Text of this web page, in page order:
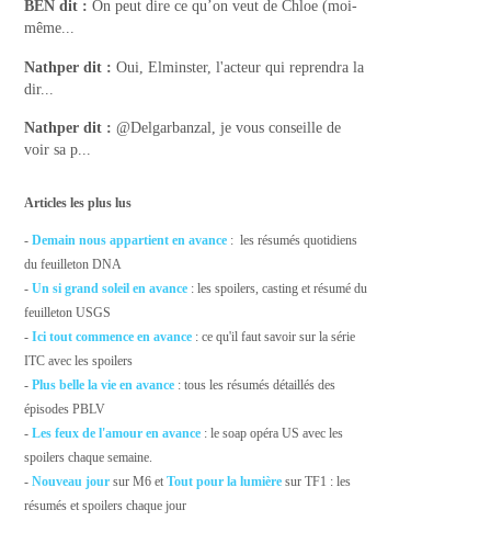
BEN dit : On peut dire ce qu’on veut de Chloe (moi-
même...
Nathper dit : Oui, Elminster, l'acteur qui reprendra la
dir...
Nathper dit : @Delgarbanzal, je vous conseille de
voir sa p...
Articles les plus lus
-Demain nous appartient en avance : les résumés quotidiens
du feuilleton DNA
-Un si grand soleil en avance : les spoilers, casting et résumé du
feuilleton USGS
-Ici tout commence en avance : ce qu'il faut savoir sur la série
ITC avec les spoilers
- Plus belle la vie en avance : tous les résumés détaillés des
épisodes PBLV
-Les feux de l'amour en avance : le soap opéra US avec les
spoilers chaque semaine.
-Nouveau jour sur M6 etTout pour la lumière sur TF1 : les
résumés et spoilers chaque jour